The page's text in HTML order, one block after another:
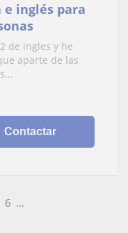
e inglés para
de ingles y he
aparte de las
Contactar
6 ...